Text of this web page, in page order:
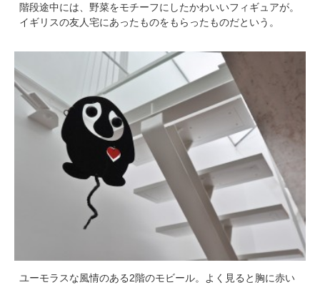
階段途中には、野菜をモチーフにしたかわいいフィギュアが。
イギリスの友人宅にあったものをもらったものだという。
ユーモラスな風情のある2階のモビール。よく見ると胸に赤い